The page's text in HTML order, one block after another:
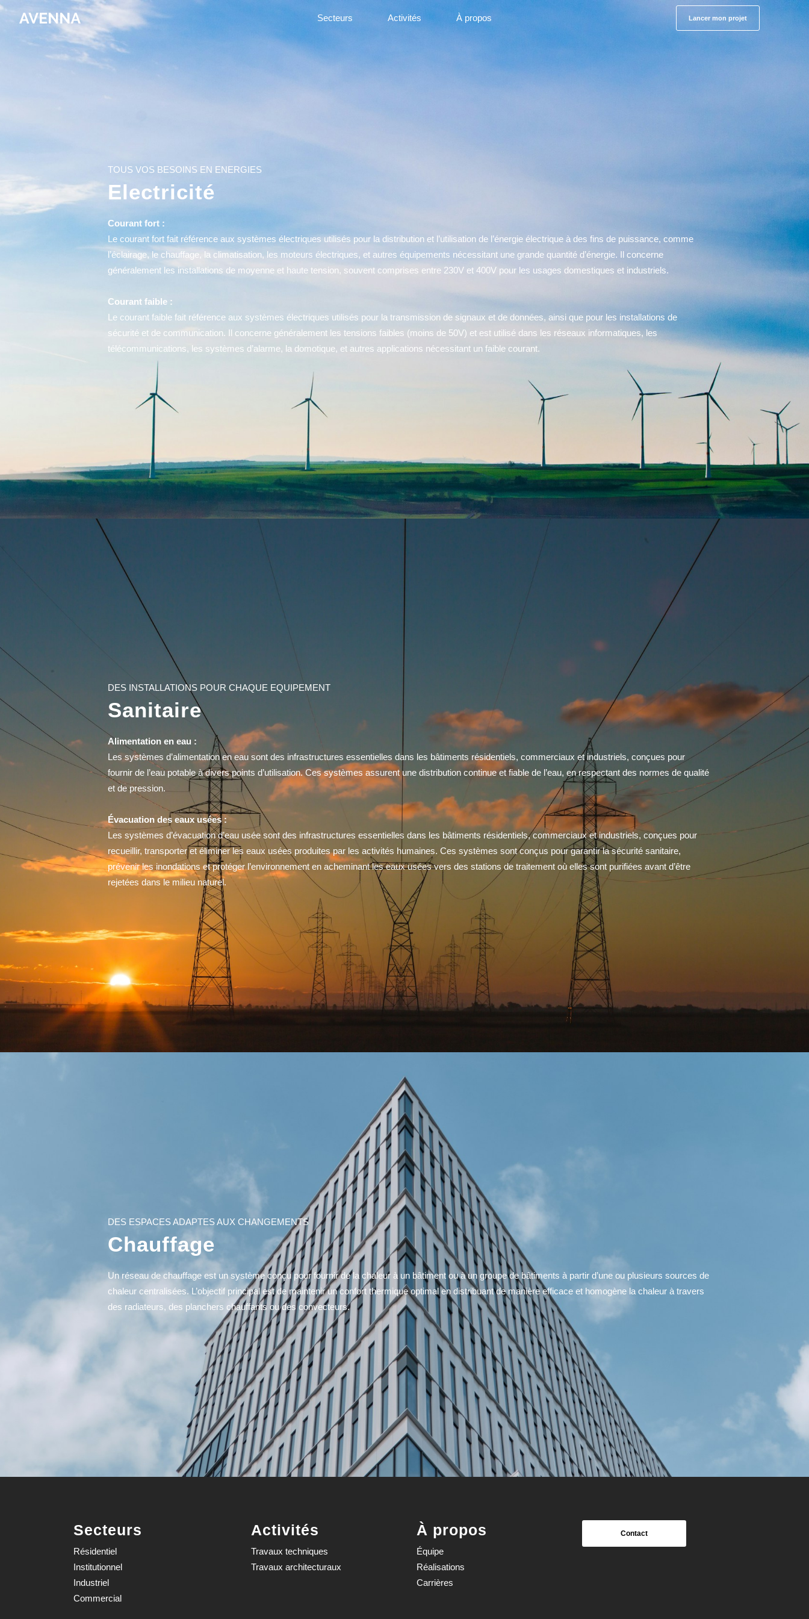
Lancer mon projet
Secteurs Activités À propos
TOUS VOS BESOINS EN ENERGIES
Electricité
Courant fort :
Le courant fort fait référence aux systèmes électriques utilisés pour la distribution et l’utilisation de l’énergie électrique à des fins de puissance, comme
l’éclairage, le chauffage, la climatisation, les moteurs électriques, et autres équipements nécessitant une grande quantité d’énergie. Il concerne
généralement les installations de moyenne et haute tension, souvent comprises entre 230V et 400V pour les usages domestiques et industriels.
Courant faible :
Le courant faible fait référence aux systèmes électriques utilisés pour la transmission de signaux et de données, ainsi que pour les installations de
sécurité et de communication. Il concerne généralement les tensions faibles (moins de 50V) et est utilisé dans les réseaux informatiques, les
télécommunications, les systèmes d’alarme, la domotique, et autres applications nécessitant un faible courant.
DES INSTALLATIONS POUR CHAQUE EQUIPEMENT
Sanitaire
Alimentation en eau :
Les systèmes d’alimentation en eau sont des infrastructures essentielles dans les bâtiments résidentiels, commerciaux et industriels, conçues pour
fournir de l’eau potable à divers points d’utilisation. Ces systèmes assurent une distribution continue et fiable de l’eau, en respectant des normes de qualité
et de pression.
Évacuation des eaux usées :
Les systèmes d’évacuation d’eau usée sont des infrastructures essentielles dans les bâtiments résidentiels, commerciaux et industriels, conçues pour
recueillir, transporter et éliminer les eaux usées produites par les activités humaines. Ces systèmes sont conçus pour garantir la sécurité sanitaire,
prévenir les inondations et protéger l’environnement en acheminant les eaux usées vers des stations de traitement où elles sont purifiées avant d’être
rejetées dans le milieu naturel.
DES ESPACES ADAPTES AUX CHANGEMENTS
Chauffage
Un réseau de chauffage est un système conçu pour fournir de la chaleur à un bâtiment ou à un groupe de bâtiments à partir d’une ou plusieurs sources de
chaleur centralisées. L’objectif principal est de maintenir un confort thermique optimal en distribuant de manière efficace et homogène la chaleur à travers
des radiateurs, des planchers chauffants ou des convecteurs.
Secteurs
Résidentiel
Institutionnel
Industriel
Commercial
Activités
Travaux techniques
Travaux architecturaux
À propos
Équipe
Réalisations
Carrières
Contact